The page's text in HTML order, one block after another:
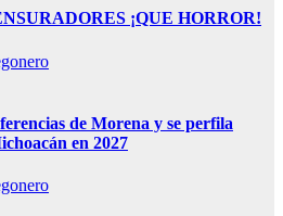
¡QUE HORROR!
de Morena y se perfila
en 2027